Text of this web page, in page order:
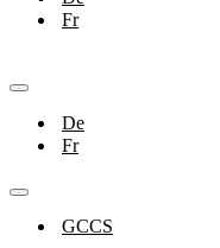
Fr
Navigationsmenü
De
Fr
Navigationsmenü
GCCS